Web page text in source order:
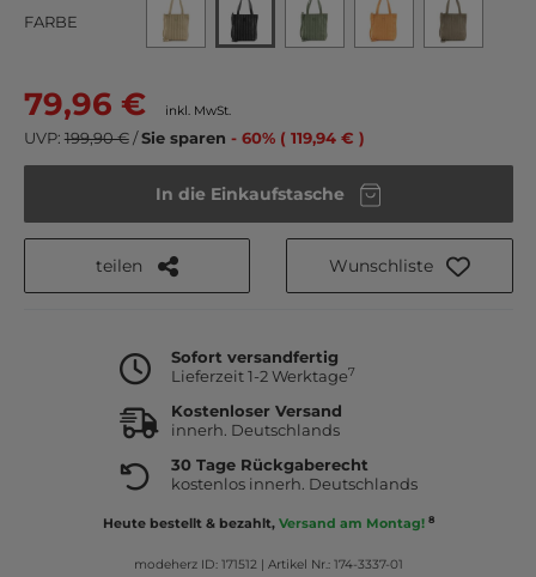
FARBE
79,96 € inkl. MwSt.
UVP: 199,90 €/Sie sparen - 60% ( 119,94 € )
In die Einkaufstasche
teilen Wunschliste
Sofort versandfertig
Lieferzeit 1-2 Werktage7
Kostenloser Versand
innerh. Deutschlands
30 Tage Rückgaberecht
kostenlos innerh. Deutschlands
Heute bestellt & bezahlt, Versand am Montag! 8
modeherz ID: 171512| Artikel Nr.: 174-3337-01